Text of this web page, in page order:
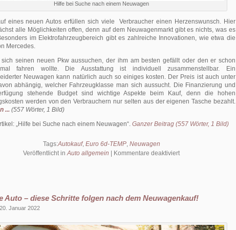
Hilfe bei Suche nach einem Neuwagen
eines neuen Autos erfüllen sich viele Verbraucher einen Herzenswunsch. Hier
alle Möglichkeiten offen, denn auf dem Neuwagenmarkt gibt es nichts, was es
im Elektrofahrzeugbereich gibt es zahlreiche Innovationen, wie etwa die
Mercedes.
seinen neuen Pkw aussuchen, der ihm am besten gefällt oder den er schon
fahren wollte. Die Ausstattung ist individuell zusammenstellbar. Ein
Neuwagen kann natürlich auch so einiges kosten. Der Preis ist auch unter
abhängig, welcher Fahrzeugklasse man sich aussucht. Die Finanzierung und
stehende Budget sind wichtige Aspekte beim Kauf, denn die hohen
werden von den Verbrauchern nur selten aus der eigenen Tasche bezahlt.
... (557 Wörter, 1 Bild)
Hilfe bei Suche nach einem Neuwagen . Ganzer Beitrag (557 Wörter, 1 Bild)
Tags:Autokauf, Euro 6d-TEMP, Neuwagen
Veröffentlicht inAuto allgemein Kommentare deaktiviertfür
einem
Auto – diese Schritte folgen nach dem Neuwagenkauf!
Januar 2022